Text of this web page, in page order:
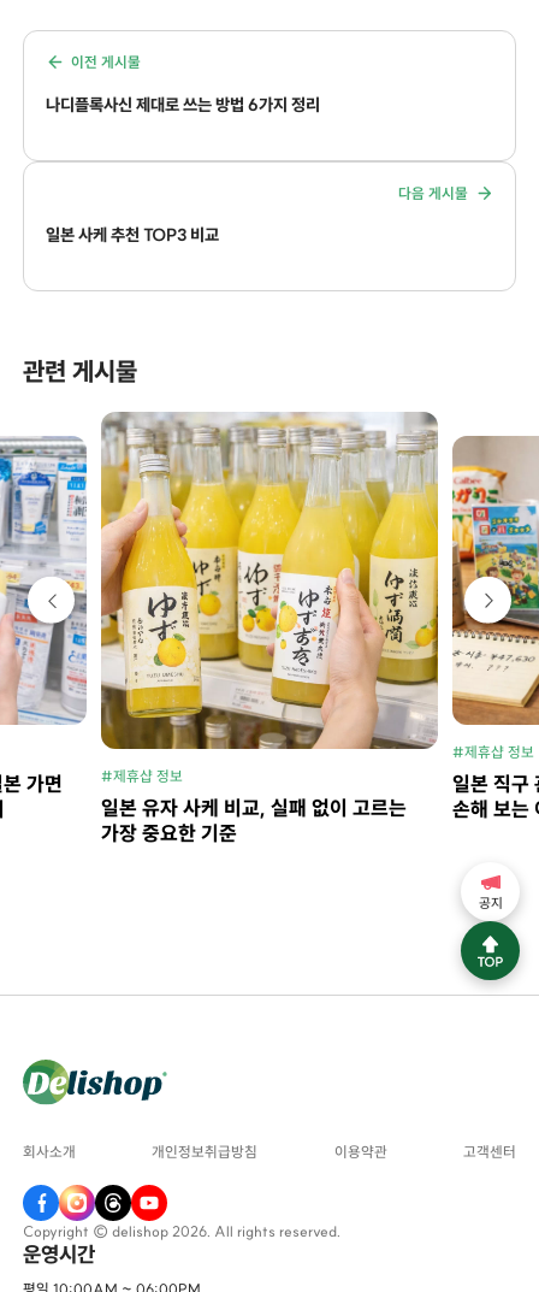
이전 게시물
나디플록사신 제대로 쓰는 방법 6가지 정리
다음 게시물
일본 사케 추천 TOP3 비교
관련 게시물
가면
#제휴샵 정보
일본 유자 사케 비교, 실패 없이 고르는
가장 중요한 기준
#제휴샵 정보
일본 직구
손해 보는
회사소개 개인정보취급방침 이용약관 고객센터
Copyright © delishop 2026. All rights reserved.
운영시간
공지